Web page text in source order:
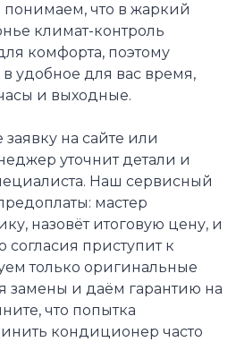
что в жаркий
климат-контроль
комфорта, поэтому
в удобное для вас время,
и выходные.
заявку на сайте или
уточнит детали и
Наш сервисный
мастер
назовёт итоговую цену, и
согласия приступит к
только оригинальные
замены и даём гарантию на
что попытка
кондиционер часто